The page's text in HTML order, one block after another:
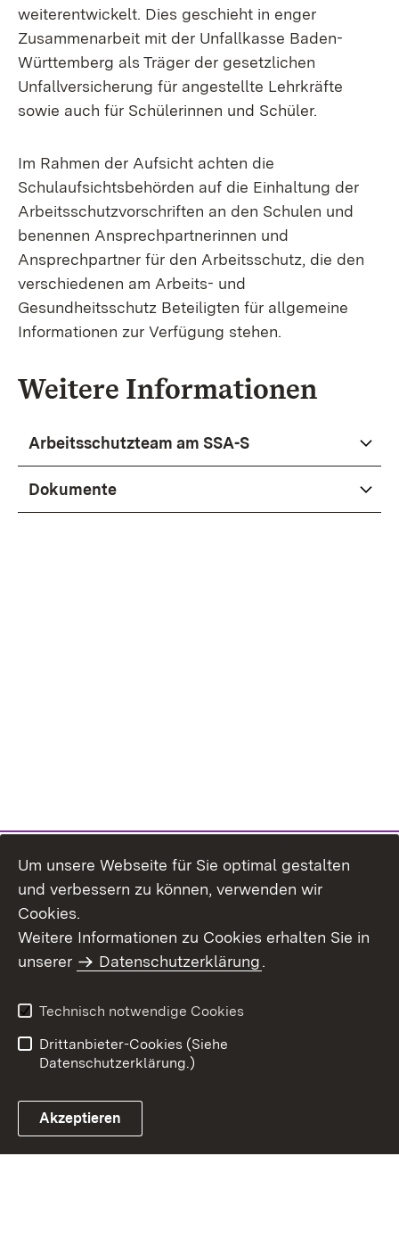
weiterentwickelt. Dies geschieht in enger
Zusammenarbeit mit der Unfallkasse Baden-
Württemberg als Träger der gesetzlichen
Unfallversicherung für angestellte Lehrkräfte
sowie auch für Schülerinnen und Schüler.
Im Rahmen der Aufsicht achten die
Schulaufsichtsbehörden auf die Einhaltung der
Arbeitsschutzvorschriften an den Schulen und
benennen Ansprechpartnerinnen und
Ansprechpartner für den Arbeitsschutz, die den
verschiedenen am Arbeits- und
Gesundheitsschutz Beteiligten für allgemeine
Informationen zur Verfügung stehen.
Weitere Informationen
Arbeitsschutzteam am SSA-S
Dokumente
Benutzungshinweise
Erklärung zur
Um unsere Webseite für Sie optimal gestalten
und verbessern zu können, verwenden wir
Cookies.
Weitere Informationen zu Cookies erhalten Sie in
unserer
Datenschutzerklärung.
Technisch notwendige Cookies
Drittanbieter-Cookies (Siehe
Datenschutzerklärung.)
Akzeptieren